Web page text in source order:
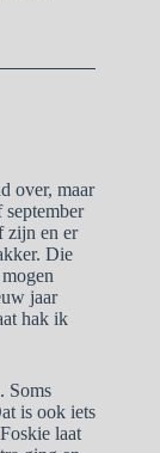
over, maar
zijn en er
Die
jaar
hak ik
Soms
is ook iets
laat